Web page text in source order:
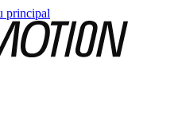
principal